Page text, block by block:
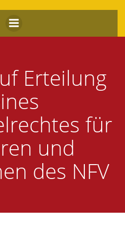
Inhalt
springen
Erteilung
für
und
des NFV